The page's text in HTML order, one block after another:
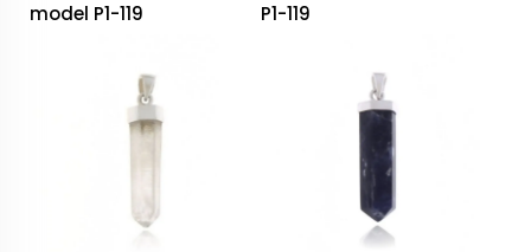
model P1-119
P1-119